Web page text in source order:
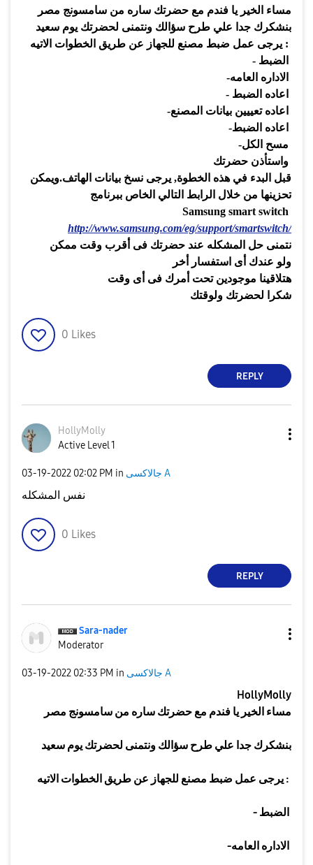
مساء الخير يا فندم مع حضرتك ساره من سامسونج مصر
بنشكرك جدا علي طرح سؤالك ونتمنى لحضرتك يوم سعيد
:
-
-
-
-
-
-
قبل البدء في هذه الخطوة, يرجى نسخ بيانات الهاتف.ويمكن
تحزينها من خلال الرابط التالي الخاص ببرنامج
Samsung smart switch
http://www.samsung.com/eg/support/smartswitch/
نتمنى حل المشكله عند حضرتك فى أقرب وقت ممكن
ولو عندك أى استفسار أخر
هتلاقينا موجودين تحت أمرك فى أى وقت
شكرا لحضرتك ولوقتك
0 Likes
REPLY
HollyMolly
Active Level 1
‎03-19-2022 02:02 PM in جالاكسى A
نفس المشكله
0 Likes
REPLY
Sara-nader
Moderator
‎03-19-2022 02:33 PM in جالاكسى A
HollyMolly
مساء الخير يا فندم مع حضرتك ساره من سامسونج مصر
بنشكرك جدا علي طرح سؤالك ونتمنى لحضرتك يوم سعيد
:
-
-